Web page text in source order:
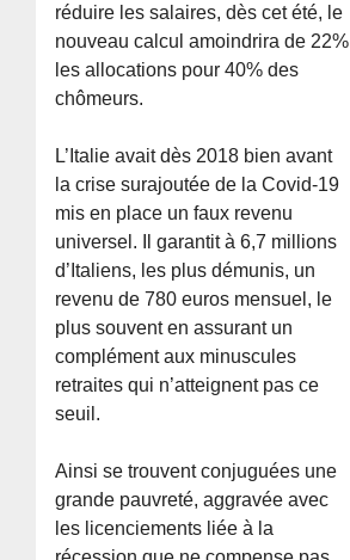
réduire les salaires, dès cet été, le
nouveau calcul amoindrira de 22%
les allocations pour 40% des
chômeurs.
L’Italie avait dès 2018 bien avant
la crise surajoutée de la Covid-19
mis en place un faux revenu
universel. Il garantit à 6,7 millions
d’Italiens, les plus démunis, un
revenu de 780 euros mensuel, le
plus souvent en assurant un
complément aux minuscules
retraites qui n’atteignent pas ce
seuil.
Ainsi se trouvent conjuguées une
grande pauvreté, aggravée avec
les licenciements liée à la